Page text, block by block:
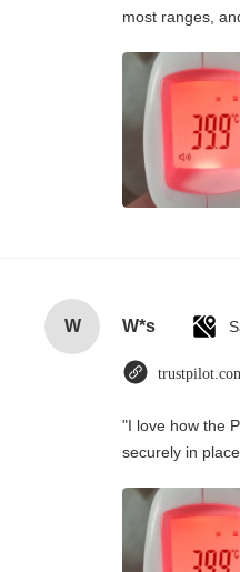
most ranges,
W W*s
"I love how the
securely in